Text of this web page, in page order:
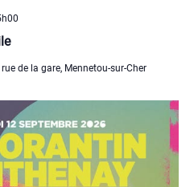
rue de la gare, Mennetou-sur-Cher